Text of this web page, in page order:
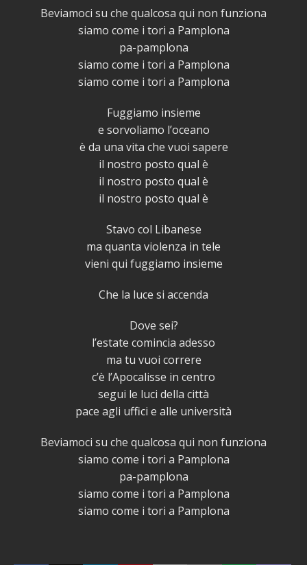
Beviamoci su che qualcosa qui non funziona
siamo come i tori a Pamplona
pa-pamplona
siamo come i tori a Pamplona
siamo come i tori a Pamplona
Fuggiamo insieme
e sorvoliamo l’oceano
è da una vita che vuoi sapere
il nostro posto qual è
il nostro posto qual è
il nostro posto qual è
Stavo col Libanese
ma quanta violenza in tele
vieni qui fuggiamo insieme
Che la luce si accenda
Dove sei?
l’estate comincia adesso
ma tu vuoi correre
c’è l’Apocalisse in centro
segui le luci della città
pace agli uffici e alle università
Beviamoci su che qualcosa qui non funziona
siamo come i tori a Pamplona
pa-pamplona
siamo come i tori a Pamplona
siamo come i tori a Pamplona